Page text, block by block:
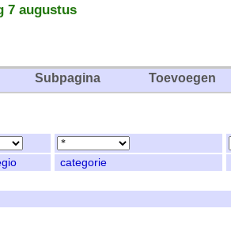
7 augustus
Subpagina Toevoegen
categorie